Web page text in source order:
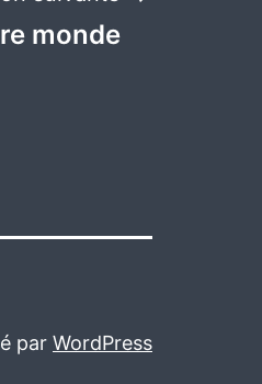
monde
par WordPress